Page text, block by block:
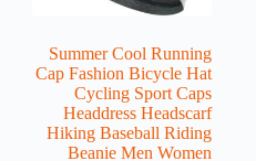
Summer Cool Running
Cap Fashion Bicycle Hat
Cycling Sport Caps
Headdress Headscarf
Hiking Baseball Riding
Beanie Men Women